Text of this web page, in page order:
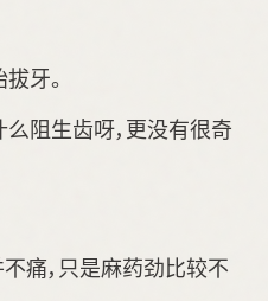
牙。
阻生齿呀，更没有很奇
痛，只是麻药劲比较不